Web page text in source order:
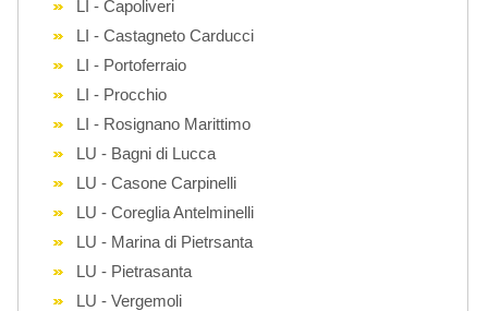
LI - Capoliveri
LI - Castagneto Carducci
LI - Portoferraio
LI - Procchio
LI - Rosignano Marittimo
LU - Bagni di Lucca
LU - Casone Carpinelli
LU - Coreglia Antelminelli
LU - Marina di Pietrsanta
LU - Pietrasanta
LU - Vergemoli